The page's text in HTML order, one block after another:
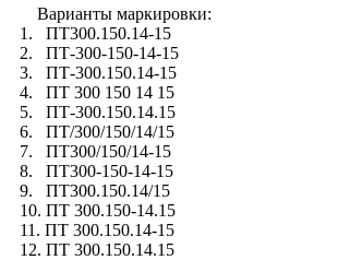
Варианты маркировки:
1. ПТ300.150.14-15
2. ПТ-300-150-14-15
3. ПТ-300.150.14-15
4. ПТ 300 150 14 15
5. ПТ-300.150.14.15
6. ПТ/300/150/14/15
7. ПТ300/150/14-15
8. ПТ300-150-14-15
9. ПТ300.150.14/15
10. ПТ 300.150-14.15
11. ПТ 300.150.14-15
12. ПТ 300.150.14.15